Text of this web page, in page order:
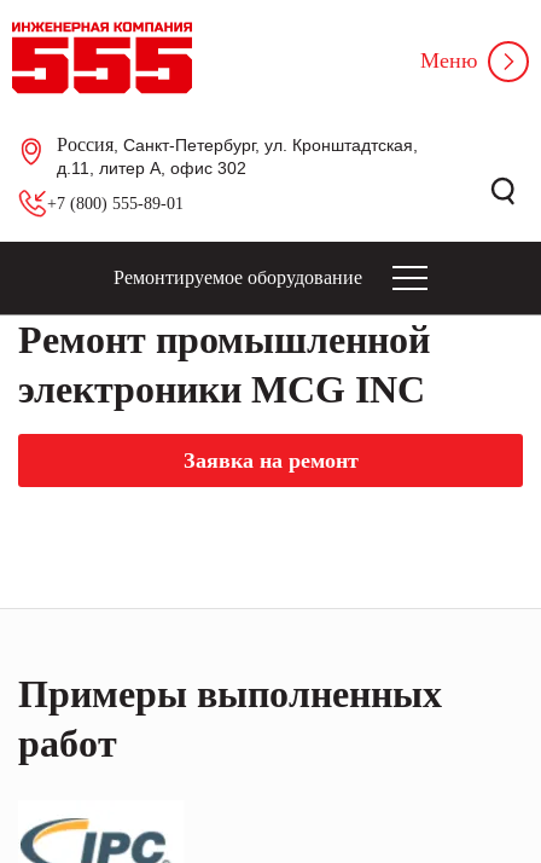
Россия , Санкт-Петербург, ул. Кронштадтская,
д.11, литер А, офис 302
+7 (800) 555-89-01
Меню
Ремонтируемое оборудование
Ремонт промышленной
электроники MCG INC
Заявка на ремонт
Примеры выполненных
работ